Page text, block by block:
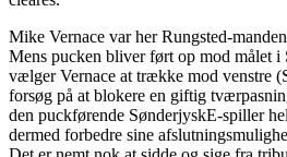
Mike Vernace var her Rungsted-
Mens pucken bliver ført op mod målet i
vælger Vernace at trække mod venstre
forsøg på at blokere en giftig
den puckførende SønderjyskE-spiller
dermed forbedre sine